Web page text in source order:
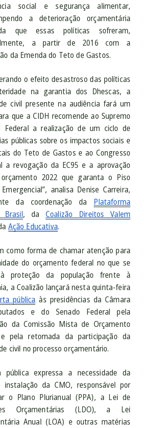
social e segurança alimentar,
a deterioração orçamentária
que essas políticas sofreram,
a partir de 2016 com a
da Emenda do Teto de Gastos.
o efeito desastroso das políticas
na garantia dos Dhescas, a
civil presente na audiência fará um
que a CIDH recomende ao Supremo
Federal a realização de um ciclo de
públicas sobre os impactos sociais e
do Teto de Gastos e ao Congresso
a revogação da EC95 e a aprovação
2022 que garanta o Piso
analisa Denise Carreira,
da coordenação da Plataforma
Brasil, da Coalizão Direitos Valem
Ação Educativa.
como forma de chamar atenção para
do orçamento federal no que se
proteção da população frente à
a Coalizão lançará nesta quinta-feira
pública às presidências da Câmara
e do Senado Federal pela
da Comissão Mista de Orçamento
pela retomada da participação da
civil no processo orçamentário.
pública expressa a necessidade da
instalação da CMO, responsável por
o Plano Plurianual (PPA), a Lei de
Orçamentárias (LDO), a Lei
Anual (LOA) e outras matérias